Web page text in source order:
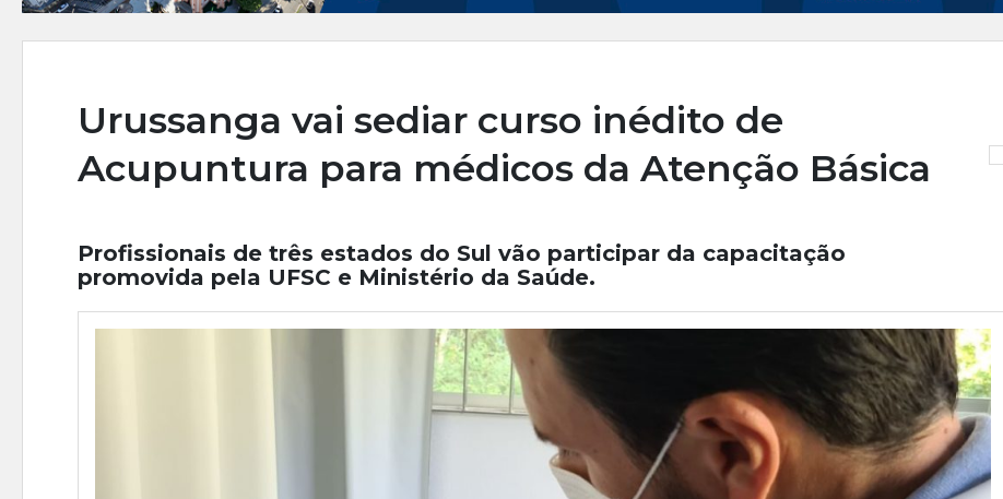
Urussanga vai sediar curso inédito de
Acupuntura para médicos da Atenção Básica
Profissionais de três estados do Sul vão participar da capacitação
promovida pela UFSC e Ministério da Saúde.